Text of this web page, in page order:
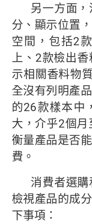
另一方面
分、顯示位置
空間，包括2
上、2款檢出
示相關香料物
全沒有列明產
的26款樣本中
大，介乎2個
衡量產品是否
費。
消費者選
檢視產品的成
下事項：